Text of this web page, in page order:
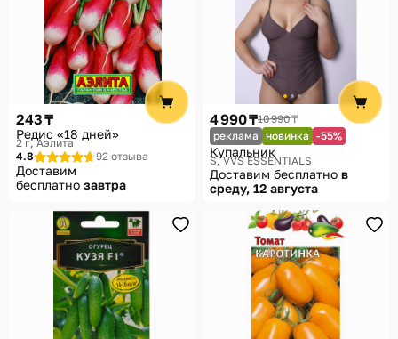
243 ₸
Редис «18 дней»
2 г Аэлита
4.8
92 отзыва
Доставим
бесплатно завтра
4 990 ₸10 990 ₸
реклама новинка -55%
Купальник
S VVS ESSENTIALS
Доставим бесплатно в
среду, 12 августа